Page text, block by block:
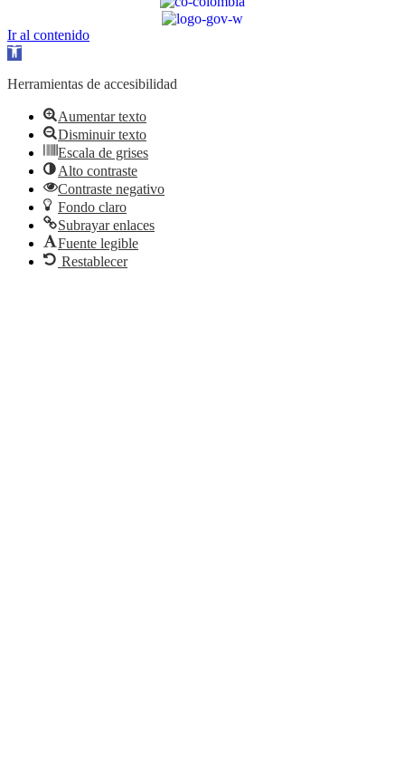
Ir al contenido
Abrir
de
Herramientas de accesibilidad
Aumentar texto
Disminuir texto
Escala de grises
Alto contraste
Contraste negativo
Fondo claro
Subrayar enlaces
Fuente legible
Restablecer